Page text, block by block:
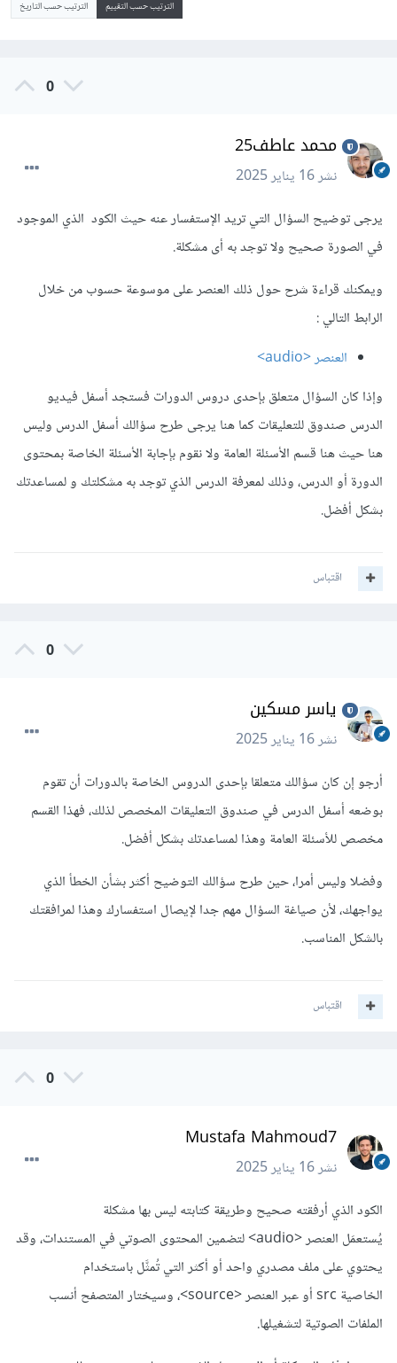
الترتيب حسب التقييم الترتيب حسب التاريخ
0
محمد عاطف25
نشر16 يناير 2025
يرجى توضيح السؤال التي تريد الإستفسار عنه حيث الكود الذي الموجود
في الصورة صحيح ولا توجد به أى مشكلة.
ويمكنك قراءة شرح حول ذلك العنصر على موسوعة حسوب من خلال
الرابط التالي
العنصر <audio>
وإذا كان السؤال متعلق بإحدى دروس الدورات فستجد أسفل فيديو
الدرس صندوق للتعليقات كما هنا يرجى طرح سؤالك أسفل الدرس وليس
هنا حيث هنا قسم الأسئلة العامة ولا نقوم بإجابة الأسئلة الخاصة بمحتوى
الدورة أو الدرس، وذلك لمعرفة الدرس الذي توجد به مشكلتك و لمساعدتك
بشكل أفضل.
اقتباس
0
ياسر مسكين
نشر16 يناير 2025
أرجو إن كان سؤالك متعلقا بإحدى الدروس الخاصة بالدورات أن تقوم
بوضعه أسفل الدرس في صندوق التعليقات المخصص لذلك، فهذا القسم
مخصص للأسئلة العامة وهذا لمساعدتك بشكل أفضل.
وفضلا وليس أمرا، حين طرح سؤالك التوضيح أكثر بشأن الخطأ الذي
يواجهك، لأن صياغة السؤال مهم جدا لإيصال استفسارك وهذا لمرافقتك
بالشكل المناسب.
اقتباس
0
Mustafa Mahmoud7
نشر16 يناير 2025
الكود الذي أرفقته صحيح وطريقة كتابته ليس بها مشكلة
يُستعمَل العنصر <audio> لتضمين المحتوى الصوتي في المستندات، وقد
يحتوي على ملف مصدري واحد أو أكثر التي تُمثَّل باستخدام
الخاصية src أو عبر العنصر <source>، وسيختار المتصفح أنسب
الملفات الصوتية لتشغيلها.